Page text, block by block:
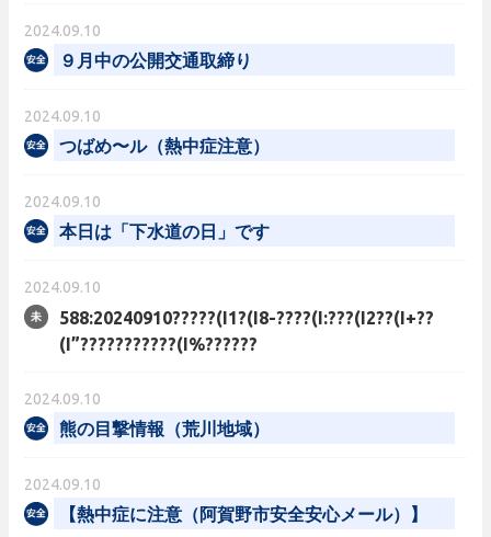
2024.09.10
９月中の公開交通取締り
2024.09.10
つばめ〜ル（熱中症注意）
2024.09.10
本日は「下水道の日」です
2024.09.10
588:20240910?????(I1?(I8-????(I:???(I2??(I+??
(I”???????????(I%??????
2024.09.10
熊の目撃情報（荒川地域）
2024.09.10
【熱中症に注意（阿賀野市安全安心メール）】